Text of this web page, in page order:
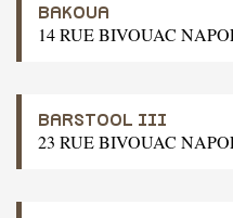
BAKOUA
14 RUE BIVOUAC
BARSTOOL III
23 RUE BIVOUAC